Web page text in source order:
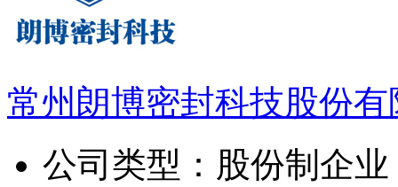
常州朗博密封科技股份有
公司类型： 股份制企业